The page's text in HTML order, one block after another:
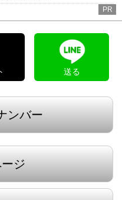
PR
送る
ンバー
ージ